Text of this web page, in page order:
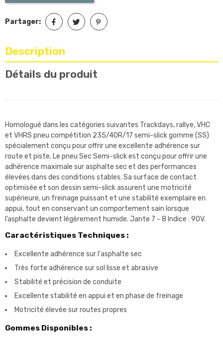
Partager:
Description
Détails du produit
Homologué dans les catégories suivantes Trackdays, rallye, VHC
et VHRS pneu compétition 235/40R/17 semi-slick gomme (SS)
spécialement conçu pour offrir une excellente adhérence sur
route et piste. Le pneu Sec Semi-slick est conçu pour offrir une
adhérence maximale sur asphalte sec et des performances
élevées dans des conditions stables. Sa surface de contact
optimisée et son dessin semi-slick assurent une motricité
supérieure, un freinage puissant et une stabilité exemplaire en
appui, tout en conservant un comportement sain lorsque
l’asphalte devient légèrement humide. Jante 7 - 8 Indice : 90V.
Caractéristiques Techniques :
Excellente adhérence sur l'asphalte sec
Très forte adhérence sur sol lisse et abrasive
Stabilité et précision de conduite
Excellente stabilité en appui et en phase de freinage
Motricité élevée sur routes propres
Gommes Disponibles :